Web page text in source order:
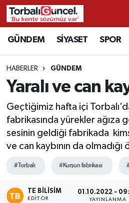
GÜNDEM SİYASET SPOR
HABERLER GÜNDEM
Yaralı ve can
Geçtiğimiz hafta içi
fabrikasında yürekler ağıza
sesinin geldiği fabrikada
ve can kaybının da olmadığı
#Torbalı #Kurşun fabrikası
TE BILISIM
EDITÖR
01.10.2022 -
YAYINLANMA
İzmir Nöbetçi Eczaneler
İzmir Hava Durumu
İzmir Namaz Vakitleri
İzmir Trafik Yoğunluk
Süper Lig Puan Durumu
Tüm Manşetler
Son Dakika Haberleri